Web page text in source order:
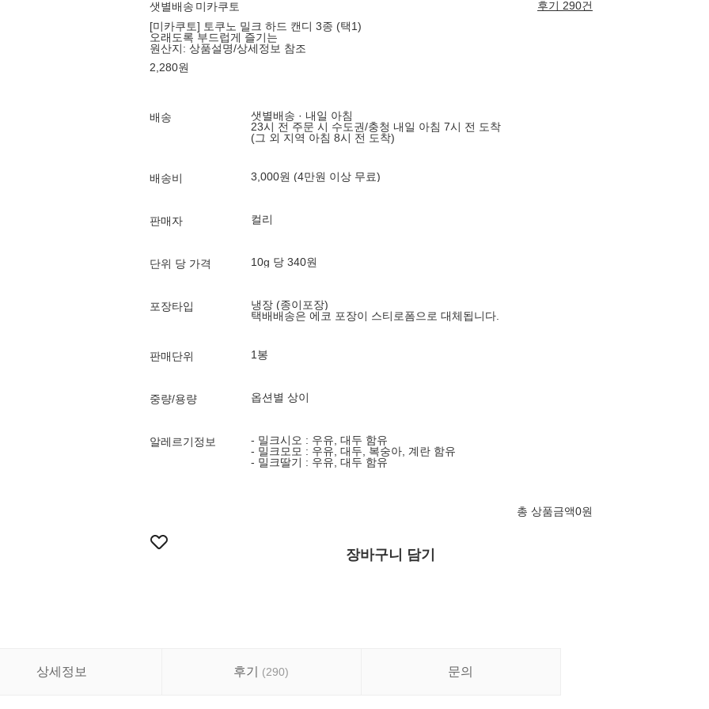
샛별배송 미카쿠토
후기 290건
[미카쿠토] 토쿠노 밀크 하드 캔디 3종 (택1)
오래도록 부드럽게 즐기는
원산지: 상품설명/상세정보 참조
2,280원
배송
샛별배송 · 내일 아침
23시 전 주문 시 수도권/충청 내일 아침 7시 전 도착
(그 외 지역 아침 8시 전 도착)
배송비 3,000원 (4만원 이상 무료)
판매자 컬리
단위 당 가격 10g 당 340원
포장타입
냉장 (종이포장)
택배배송은 에코 포장이 스티로폼으로 대체됩니다.
판매단위 1봉
중량/용량 옵션별 상이
알레르기정보
- 밀크시오 : 우유, 대두 함유
- 밀크모모 : 우유, 대두, 복숭아, 계란 함유
- 밀크딸기 : 우유, 대두 함유
총 상품금액0원
장바구니 담기
상세정보 후기 (290) 문의